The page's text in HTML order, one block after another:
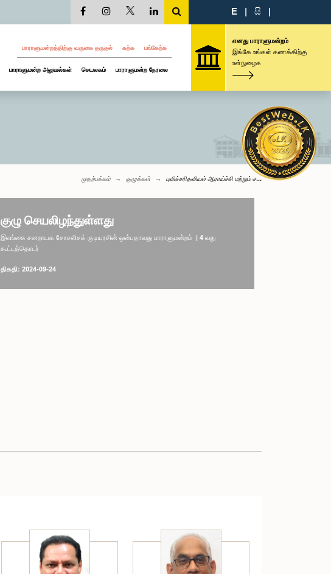
E | සි |
பாராளுமன்றத்திற்கு வருகை தருதல் கற்க பங்கேற்க
பாராளுமன்ற அலுவல்கள் செயலகம் பாராளுமன்ற நேரலை
எனது பாராளுமன்றம்
இங்கே உங்கள் கணக்கிற்கு
உள்நுழைக
முதற்பக்கம் குழுக்கள் புவிச்சரிதவியல் ஆராய்ச்சி மற்றும் ச...
குழு செயலிழந்துள்ளது
இலங்கை சனநாயக சோசலிசக் குடியரசின் ஒன்பதாவது பாராளுமன்றம் | 4 வது
கூட்டத்தொடர்
திகதி: 2024-09-24